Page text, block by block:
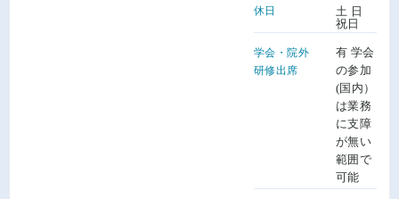
休日
土 日
祝日
学会・院外
研修出席
有 学会
の参加
(国内）
は業務
に支障
が無い
範囲で
可能